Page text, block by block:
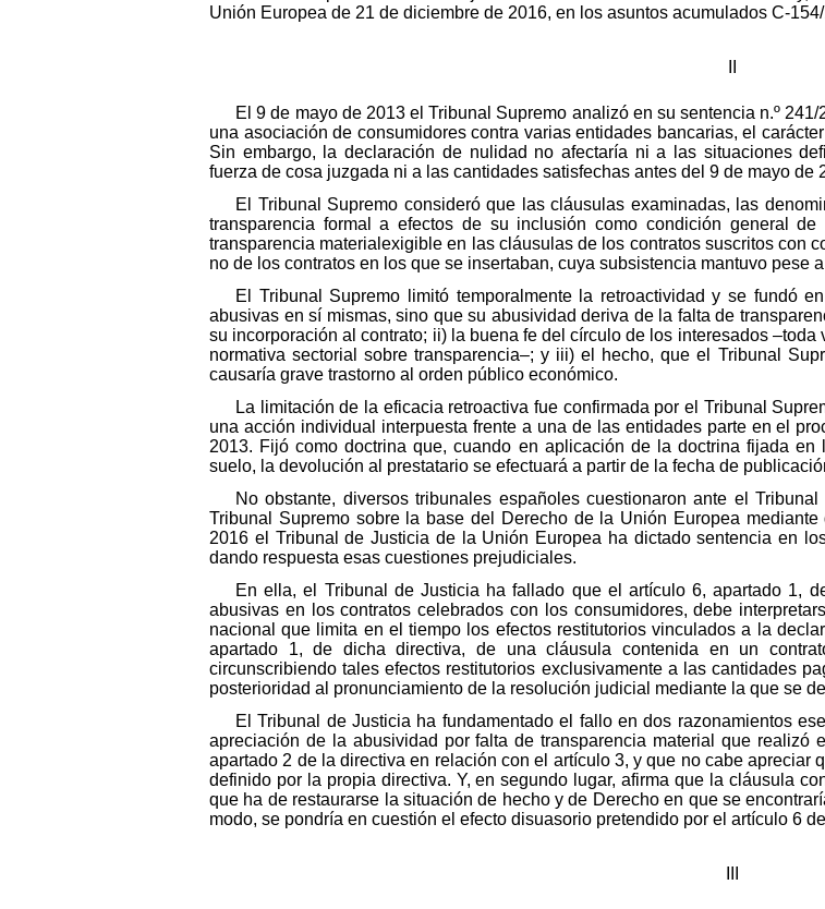
Unión Europea de 21 de diciembre de 2016, en los asuntos acumulados C-
El 9 de mayo de 2013 el Tribunal Supremo analizó en su sentencia n.º
una asociación de consumidores contra varias entidades bancarias, el
Sin embargo, la declaración de nulidad no afectaría ni a las situaciones
fuerza de cosa juzgada ni a las cantidades satisfechas antes del 9 de mayo de
El Tribunal Supremo consideró que las cláusulas examinadas, las
transparencia formal a efectos de su inclusión como condición general
transparencia materialexigible en las cláusulas de los contratos suscritos con
no de los contratos en los que se insertaban, cuya subsistencia mantuvo pese
El Tribunal Supremo limitó temporalmente la retroactividad y se fundó
abusivas en sí mismas, sino que su abusividad deriva de la falta de
su incorporación al contrato; ii) la buena fe del círculo de los interesados
normativa sectorial sobre transparencia–; y iii) el hecho, que el Tribunal
causaría grave trastorno al orden público económico.
La limitación de la eficacia retroactiva fue confirmada por el Tribunal
una acción individual interpuesta frente a una de las entidades parte en el
2013. Fijó como doctrina que, cuando en aplicación de la doctrina fijada
suelo, la devolución al prestatario se efectuará a partir de la fecha de
No obstante, diversos tribunales españoles cuestionaron ante el
Tribunal Supremo sobre la base del Derecho de la Unión Europea
2016 el Tribunal de Justicia de la Unión Europea ha dictado sentencia en
dando respuesta esas cuestiones prejudiciales.
En ella, el Tribunal de Justicia ha fallado que el artículo 6, apartado 1,
abusivas en los contratos celebrados con los consumidores, debe
nacional que limita en el tiempo los efectos restitutorios vinculados a la
apartado 1, de dicha directiva, de una cláusula contenida en un
circunscribiendo tales efectos restitutorios exclusivamente a las cantidades
posterioridad al pronunciamiento de la resolución judicial mediante la que se
El Tribunal de Justicia ha fundamentado el fallo en dos razonamientos
apreciación de la abusividad por falta de transparencia material que realizó
apartado 2 de la directiva en relación con el artículo 3, y que no cabe
definido por la propia directiva. Y, en segundo lugar, afirma que la cláusula
que ha de restaurarse la situación de hecho y de Derecho en que se
modo, se pondría en cuestión el efecto disuasorio pretendido por el artículo 6